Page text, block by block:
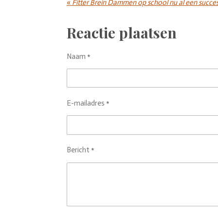
« Fitter Brein Dammen op school nu al een
Reactie plaatsen
Naam *
E-mailadres *
Bericht *